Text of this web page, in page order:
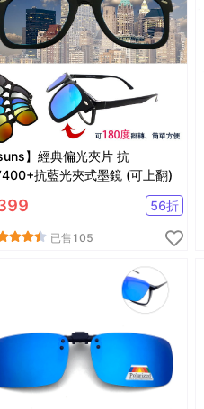
】經典偏光夾片 抗
抗藍光夾式墨鏡 (可上翻)
56折
已售 105